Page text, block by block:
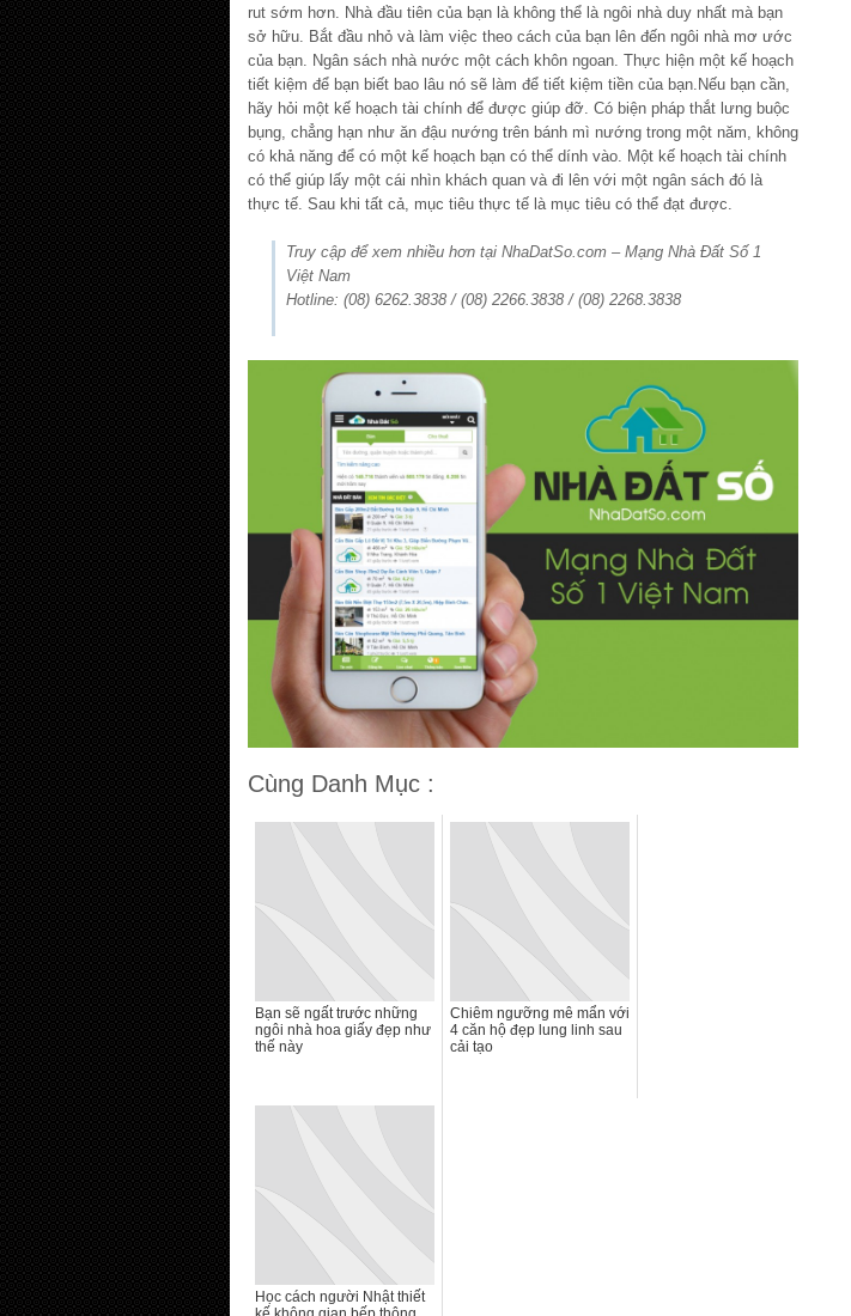
rut sớm hơn. Nhà đầu tiên của bạn là không thể là ngôi nhà duy nhất mà bạn
sở hữu. Bắt đầu nhỏ và làm việc theo cách của bạn lên đến ngôi nhà mơ ước
của bạn. Ngân sách nhà nước một cách khôn ngoan. Thực hiện một kế hoạch
tiết kiệm để bạn biết bao lâu nó sẽ làm để tiết kiệm tiền của bạn.Nếu bạn cần,
hãy hỏi một kế hoạch tài chính để được giúp đỡ. Có biện pháp thắt lưng buộc
bụng, chẳng hạn như ăn đậu nướng trên bánh mì nướng trong một năm, không
có khả năng để có một kế hoạch bạn có thể dính vào. Một kế hoạch tài chính
có thể giúp lấy một cái nhìn khách quan và đi lên với một ngân sách đó là
thực tế. Sau khi tất cả, mục tiêu thực tế là mục tiêu có thể đạt được.
Truy cập để xem nhiều hơn tại NhaDatSo.com – Mạng Nhà Đất Số 1
Việt Nam
Hotline: (08) 6262.3838 / (08) 2266.3838 / (08) 2268.3838
Cùng Danh Mục :
Bạn sẽ ngất trước những
ngôi nhà hoa giấy đẹp như
thế này
Chiêm ngưỡng mê mẩn với
4 căn hộ đẹp lung linh sau
cải tạo
Học cách người Nhật thiết